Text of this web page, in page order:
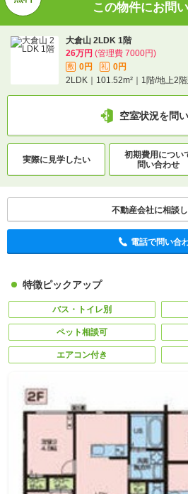
この物件にお問
大倉山 2LDK 1階
26万円 (管理費 7000円)
敷 0円 礼
0円
2LDK｜101.52m²｜1階/地上2
空室状況を問
実際に見学したい
初期費用につい
問い合わせ
不動産会社に相談
電話で問い合
特徴ピックアップ
バス・トイレ別
ペット相談可
エアコン付き